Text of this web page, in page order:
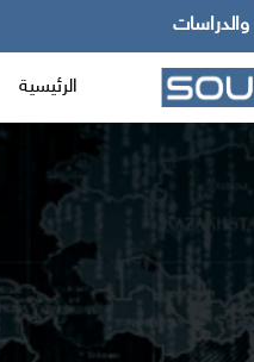
الرئيسية